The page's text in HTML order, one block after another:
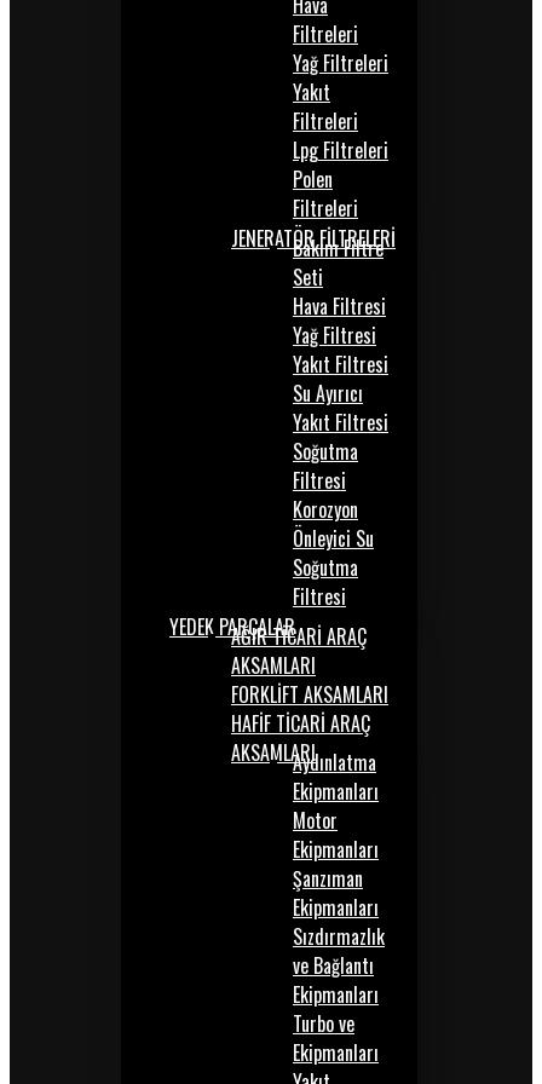
Filtreleri
Yağ Filtreleri
Yakıt
Filtreleri
Lpg Filtreleri
Polen
Filtreleri
JENERATÖR FİLTRELERİ
Bakım Filtre
Seti
Hava Filtresi
Yağ Filtresi
Yakıt Filtresi
Su Ayırıcı
Yakıt Filtresi
Soğutma
Filtresi
Korozyon
Önleyici Su
Soğutma
Filtresi
YEDEK PARÇALARAĞIR TİCARİ ARAÇ
AKSAMLARI
FORKLİFT AKSAMLARI
HAFİF TİCARİ ARAÇ
AKSAMLARIAydınlatma
Ekipmanları
Motor
Ekipmanları
Şanzıman
Ekipmanları
Sızdırmazlık
ve Bağlantı
Ekipmanları
Turbo ve
Ekipmanları